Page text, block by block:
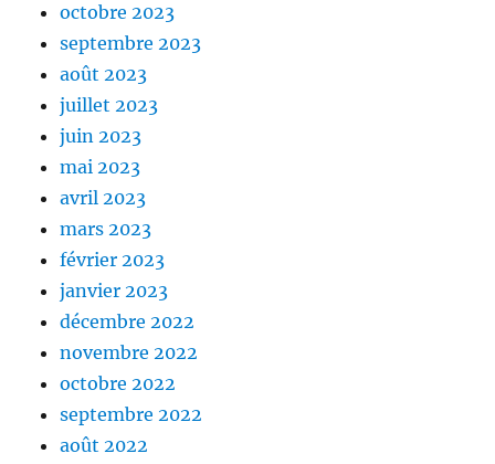
octobre 2023
septembre 2023
août 2023
juillet 2023
juin 2023
mai 2023
avril 2023
mars 2023
février 2023
janvier 2023
décembre 2022
novembre 2022
octobre 2022
septembre 2022
août 2022